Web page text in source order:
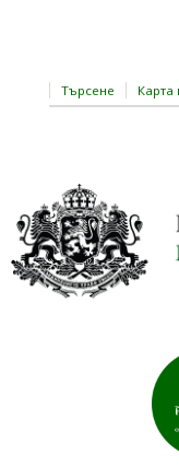
Търсене Карта